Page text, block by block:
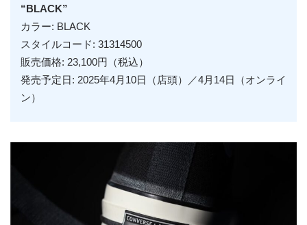
“BLACK”
カラー: BLACK
スタイルコード: 31314500
販売価格: 23,100円（税込）
発売予定日: 2025年4月10日（店頭）／4月14日（オンライ
ン）